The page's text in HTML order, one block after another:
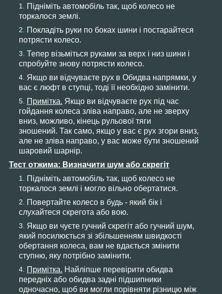
Підніміть автомобіль так, щоб колесо не
торкалося землі.
Покладіть руки по боках шини і постарайтеся
потрясти колесо.
Тепер візьміться руками за верх і низ шини і
спробуйте знову потрясти колесо.
Якщо ви відчуваєте рух в Обидва напрямки, у
вас є люфт в ступці, тоді її необхідно замінити.
Примітка. Якщо ви відчуваєте рух під час
гойдання колеса зліва направо, але не зверху
вниз, можливо, кінець рульової тяги
зношений. Так само, якщо у вас є рух згори вниз,
але не зліва направо, у вас може бути зношений
шаровий шарнір.
Тест отжима: Визначити шум або скрегіт
Підніміть автомобіль так, щоб колесо не
торкалося землі і могло вільно обертатися.
Повертайте колесо в будь - який бік і
слухайтеся скрегота або вою.
Якщо ви чуєте гучний скрегіт або гучний шум,
який посилюється зі збільшенням швидкості
обертання колеса, вам не вдається змінити
ступню, яку потрібно замінити.
Примітка. Найліпше перевірити обидва
передніх або обидва задні підшипники
одночасно, щоб ви могли порівняти різницю між